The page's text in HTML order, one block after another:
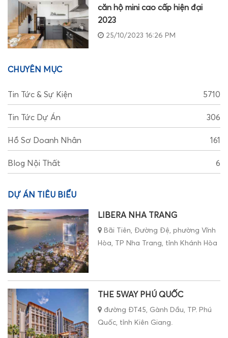
căn hộ mini cao cấp hiện đại
2023
25/10/2023 16:26 PM
CHUYÊN MỤC
Tin Tức & Sự Kiện 5710
Tin Tức Dự Án 306
Hồ Sơ Doanh Nhân 161
Blog Nội Thất 6
DỰ ÁN TIÊU BIỂU
LIBERA NHA TRANG
Bãi Tiên, Đường Đệ, phường Vĩnh
Hòa, TP Nha Trang, tỉnh Khánh Hòa
THE 5WAY PHÚ QUỐC
đường ĐT45, Gành Dầu, TP. Phú
Quốc, tỉnh Kiên Giang.